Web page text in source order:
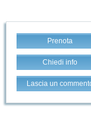
Prenota
Chiedi info
Lascia un